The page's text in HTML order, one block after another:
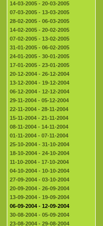
14-03-2005 - 20-03-2005
07-03-2005 - 13-03-2005
28-02-2005 - 06-03-2005
14-02-2005 - 20-02-2005
07-02-2005 - 13-02-2005
31-01-2005 - 06-02-2005
24-01-2005 - 30-01-2005
17-01-2005 - 23-01-2005
20-12-2004 - 26-12-2004
13-12-2004 - 19-12-2004
06-12-2004 - 12-12-2004
29-11-2004 - 05-12-2004
22-11-2004 - 28-11-2004
15-11-2004 - 21-11-2004
08-11-2004 - 14-11-2004
01-11-2004 - 07-11-2004
25-10-2004 - 31-10-2004
18-10-2004 - 24-10-2004
11-10-2004 - 17-10-2004
04-10-2004 - 10-10-2004
27-09-2004 - 03-10-2004
20-09-2004 - 26-09-2004
13-09-2004 - 19-09-2004
06-09-2004 - 12-09-2004
30-08-2004 - 05-09-2004
23-08-2004 - 29-08-2004